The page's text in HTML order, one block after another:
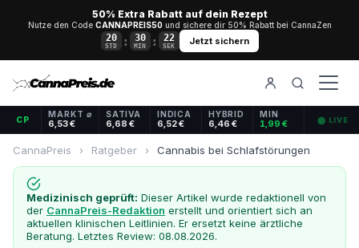
50% Extra Rabatt auf dein Rezept
Nutze den Code CANNAPREIS50und sichere dir 50% Rabatt bei CannaZen
20
STD : 30
MIN : 21
SEK Jetzt sichern
CP
MARKT ⌀
6,53 €
SATIVA
6,68 €
INDICA
6,52 €
HYBRID
6,46 €
MIN
1,99 € ⬤ LIVE
CannaPreis › Ratgeber › Cannabis bei Schlafstörungen
Medizinisch geprüft: Dieser Artikel wurde redaktionell von
der CannaPreis-Redaktion erstellt und orientiert sich an
aktuellen klinischen Leitlinien. Er ersetzt keine ärztliche
Beratung. Letztes Review: 08.08.2026.